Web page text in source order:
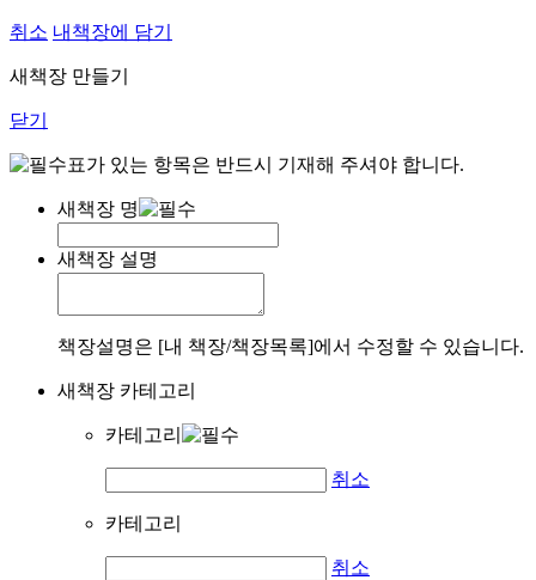
취소 내책장에 담기
새책장 만들기
닫기
표가 있는 항목은 반드시 기재해 주셔야 합니다.
새책장 명
새책장 설명
책장설명은 [내 책장/책장목록]에서 수정할 수 있습니다.
새책장 카테고리
카테고리
취소
카테고리
취소